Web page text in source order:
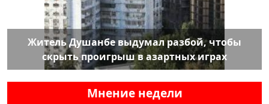
Житель Душанбе выдумал разбой, чтобы
скрыть проигрыш в азартных играх
Мнение недели